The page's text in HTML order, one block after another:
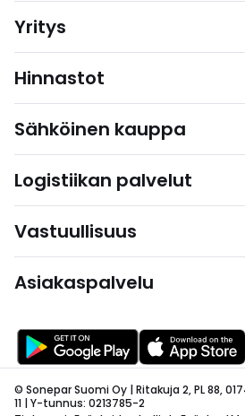
Yritys
Hinnastot
Sähköinen kauppa
Logistiikan palvelut
Vastuullisuus
Asiakaspalvelu
© Sonepar Suomi Oy | Ritakuja 2, PL 88,
11 | Y-tunnus: 0213785-2